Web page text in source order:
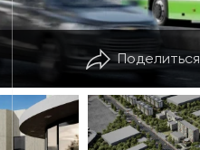
Поделиться